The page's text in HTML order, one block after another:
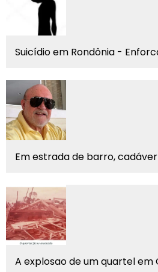
Suicídio em Rondônia -
Em estrada de barro,
A explosao de um quartel em